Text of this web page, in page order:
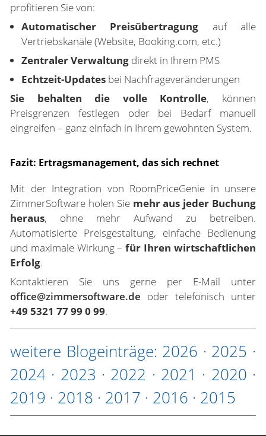
profitieren Sie von:
Automatischer Preisübertragung auf alle
Vertriebskanäle (Website, Booking.com, etc.)
Zentraler Verwaltung direkt in Ihrem PMS
Echtzeit-Updates bei Nachfrageveränderungen
Sie behalten die volle Kontrolle, können
Preisgrenzen festlegen oder bei Bedarf manuell
eingreifen – ganz einfach in Ihrem gewohnten System.
Fazit: Ertragsmanagement, das sich rechnet
Mit der Integration von RoomPriceGenie in unsere
ZimmerSoftware holen Sie mehr aus jeder Buchung
heraus, ohne mehr Aufwand zu betreiben.
Automatisierte Preisgestaltung, einfache Bedienung
und maximale Wirkung –für Ihren wirtschaftlichen
Erfolg.
Kontaktieren Sie uns gerne per E-Mail unter
office@zimmersoftware.de oder telefonisch unter
+49 5321 77 99 0 99.
weitere Blogeinträge: 2026 · 2025 ·
2024 · 2023 · 2022 · 2021 · 2020 ·
2019 · 2018 · 2017 · 2016 · 2015